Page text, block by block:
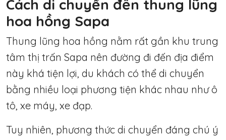
Cách di chuyển đến thung lũng
hoa hồng Sapa
Thung lũng hoa hồng nằm rất gần khu trung
tâm thị trấn Sapa nên đường đi đến địa điểm
này khá tiện lợi, du khách có thể di chuyển
bằng nhiều loại phương tiện khác nhau như ô
tô, xe máy, xe đạp.
Tuy nhiên, phương thức di chuyển đáng chú ý